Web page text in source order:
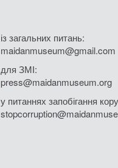
із загальних питань:
maidanmuseum@gmail.com
для ЗМІ:
press@maidanmuseum.org
у питаннях запобігання